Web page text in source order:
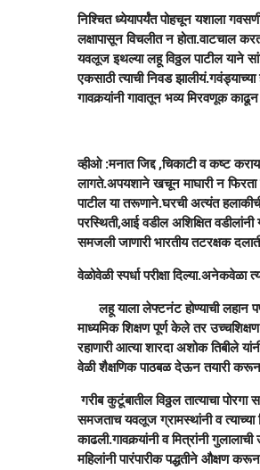
निश्चित ध्येयापर्यंत पोहचून यशाला
लक्षापासून विचलीत न होता.वाटचाल
यवलूज इथल्या लहू विठ्ठल पाटील याने
एकसाठी त्याची निवड
गावकर्‍यांनी गावातून भव्य मिरवणूक
व्हीओ :मनात जिद्द ,चिकाटी व कष्ट
लागते.अपयशाने खचून माघारी न फिरता
पाटील या तरूणाने.घरची अत्यंत
परस्थिती,आई वडील अशिक्षित
समजली जाणारी भारतीय तटरक्षक
वेळोवेळी स्पर्धा परीक्षा
लहू याला लेफ्टनंट होण्याची लहान
माध्यमिक शिक्षण पूर्ण केले तर
रहाणारी आत्या शारदा अशोक तिबीले
वेळी शैक्षणिक पाठबळ देऊन तयारी
गरीब कुटूंबातील विठ्ठल तात्याचा
समजताच यवलूज ग्रामस्थांनी व त्याच्या
काढली.गावकर्‍यांनी व मित्रांनी
महिलांनी पारंपारीक पद्धतीने औक्षण